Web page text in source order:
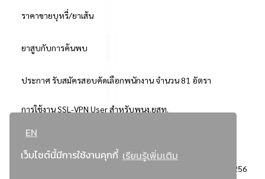
EN
เว็บไซต์นี้มีการใช้งานคุกกี้ เรียนรู้เพิ่มเติม
ราคาขายบุหรี่/ยาเส้น
ยาสูบกับการค้นพบ
ประกาศ รับสมัครสอบคัดเลือกพนักงาน จำนวน 81 อัตรา
การใช้งาน SSL-VPN User สำหรับพนง.ยสท.
3256